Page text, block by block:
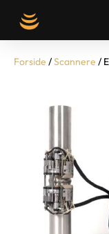
Forside /Scannere /